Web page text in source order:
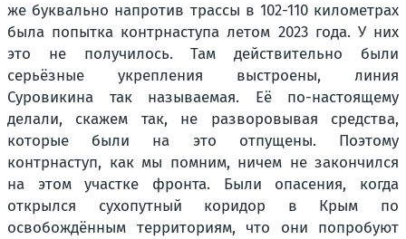
же буквально напротив трассы в 102-110 километрах
была попытка контрнаступа летом 2023 года. У них
это не получилось. Там действительно были
серьёзные укрепления выстроены, линия
Суровикина так называемая. Её по-настоящему
делали, скажем так, не разворовывая средства,
которые были на это отпущены. Поэтому
контрнаступ, как мы помним, ничем не закончился
на этом участке фронта. Были опасения, когда
открылся сухопутный коридор в Крым по
освобождённым территориям, что они попробуют